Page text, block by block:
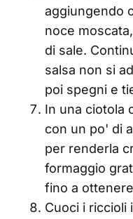
aggiungendo
noce
di sale.
salsa non si
poi spegni e
In una ciotola
con un po' di
per renderla
formaggio
fino a
Cuoci i riccioli